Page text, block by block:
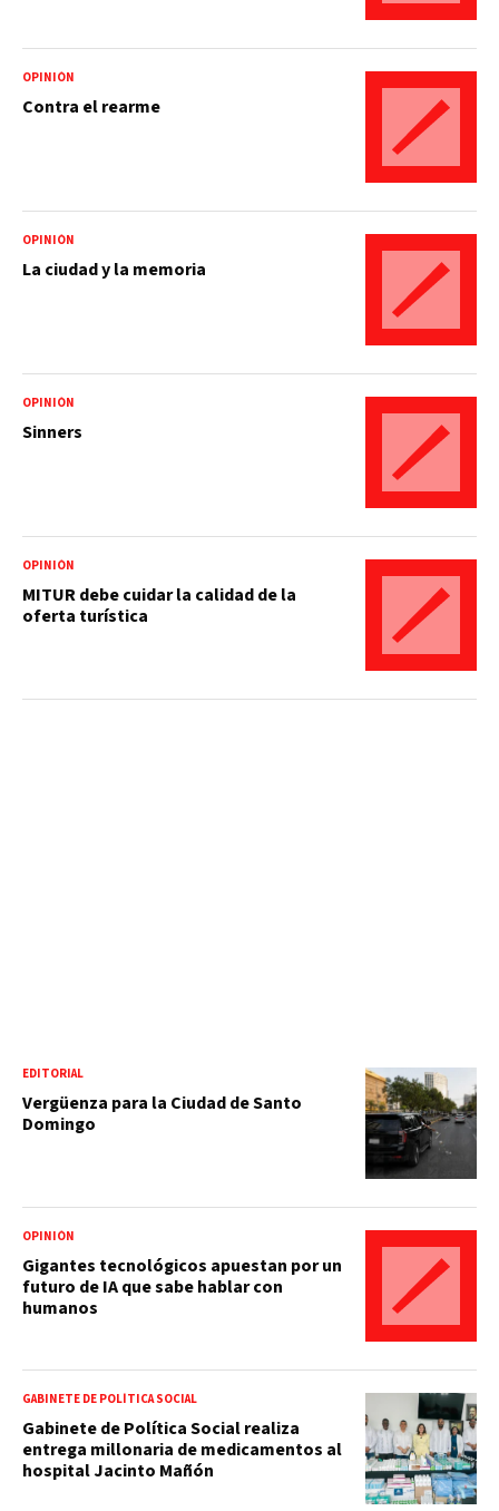
OPINIÓN
Contra el rearme
OPINIÓN
La ciudad y la memoria
OPINIÓN
Sinners
OPINIÓN
MITUR debe cuidar la calidad de la
oferta turística
EDITORIAL
Vergüenza para la Ciudad de Santo
Domingo
OPINIÓN
Gigantes tecnológicos apuestan por un
futuro de IA que sabe hablar con
humanos
GABINETE DE POLÍTICA SOCIAL
Gabinete de Política Social realiza
entrega millonaria de medicamentos al
hospital Jacinto Mañón